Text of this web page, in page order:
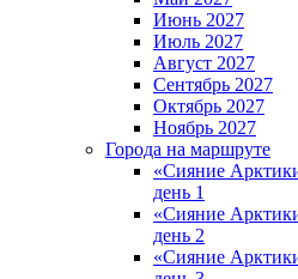
Июнь 2027
Июль 2027
Август 2027
Сентябрь 2027
Октябрь 2027
Ноябрь 2027
Города на маршруте
«Сияние
день 1
«Сияние
день 2
«Сияние